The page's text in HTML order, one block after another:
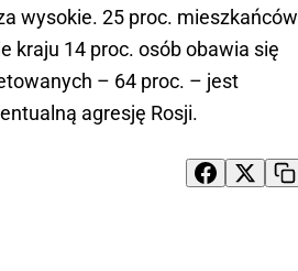
wysokie. 25 proc. mieszkańców
kraju 14 proc. osób obawia się
– 64 proc. – jest
agresję Rosji.